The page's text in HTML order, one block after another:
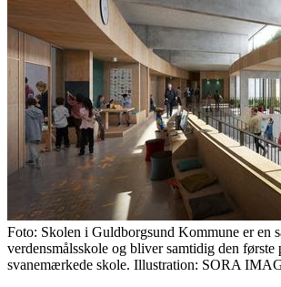
Foto: Skolen i Guldborgsund Kommune er en
verdensmålsskole og bliver samtidig den første
svanemærkede skole. Illustration: SORA